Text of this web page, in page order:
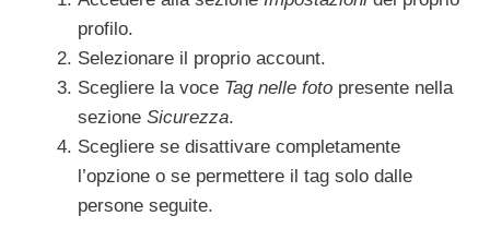
profilo.
Selezionare il proprio account.
Scegliere la voce Tag nelle foto presente nella
sezione Sicurezza.
Scegliere se disattivare completamente
l’opzione o se permettere il tag solo dalle
persone seguite.